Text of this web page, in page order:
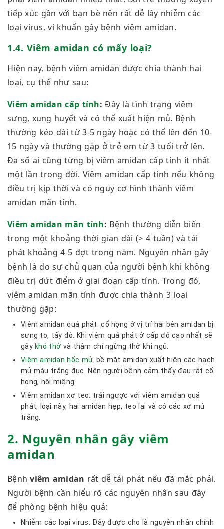
tiếp xúc gần với bạn bè nên rất dễ lây nhiễm các
loại virus, vi khuẩn gây bệnh viêm amidan.
1.4. Viêm amidan có mấy loại?
Hiện nay, bệnh viêm amidan được chia thành hai
loại, cụ thể như sau:
Viêm amidan cấp tính: Đây là tình trạng viêm
sưng, xung huyết và có thể xuất hiện mủ. Bệnh
thường kéo dài từ 3-5 ngày hoặc có thể lên đến 10-
15 ngày và thường gặp ở trẻ em từ 3 tuổi trở lên.
Đa số ai cũng từng bị viêm amidan cấp tính ít nhất
một lần trong đời. Viêm amidan cấp tính nếu không
điều trị kịp thời và có nguy cơ hình thành viêm
amidan mãn tính.
Viêm amidan mãn tính: Bệnh thường diễn biến
trong một khoảng thời gian dài (> 4 tuần) và tái
phát khoảng 4-5 đợt trong năm. Nguyên nhân gây
bệnh là do sự chủ quan của người bệnh khi không
điều trị dứt điểm ở giai đoạn cấp tính. Trong đó,
viêm amidan mãn tính được chia thành 3 loại
thường gặp:
Viêm amidan quá phát: cổ họng ở vị trí hai bên amidan bị
sưng to, tấy đỏ. Khi viêm quá phát ở cấp độ cao nhất sẽ
gây khó thở và thậm chí ngừng thở khi ngủ.
Viêm amidan hốc mủ: bề mặt amidan xuất hiện các hạch
mủ màu trắng đục. Nên người bệnh cảm thấy đau rát cổ
họng, hôi miệng.
Viêm amidan xơ teo: trái ngược với viêm amidan quá
phát, loại này, hai amidan hẹp, teo lại và có các xơ mủ
trắng.
2. Nguyên nhân gây viêm
amidan
Bệnhviêm amidan rất dễ tái phát nếu đã mắc phải.
Người bệnh cần hiểu rõ các nguyên nhân sau đây
để phòng bệnh hiệu quả:
Nhiễm các loại virus: Đây được cho là nguyên nhân chính